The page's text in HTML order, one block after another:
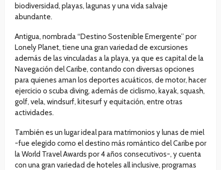
biodiversidad, playas, lagunas y una vida salvaje
abundante.
Antigua, nombrada “Destino Sostenible Emergente” por
Lonely Planet, tiene una gran variedad de excursiones
además de las vinculadas a la playa, ya que es capital de la
Navegación del Caribe, contando con diversas opciones
para quienes aman los deportes acuáticos, de motor, hacer
ejercicio o scuba diving, además de ciclismo, kayak, squash,
golf, vela, windsurf, kitesurf y equitación, entre otras
actividades.
También es un lugar ideal para matrimonios y lunas de miel
-fue elegido como el destino más romántico del Caribe por
la World Travel Awards por 4 años consecutivos-, y cuenta
con una gran variedad de hoteles all inclusive, programas